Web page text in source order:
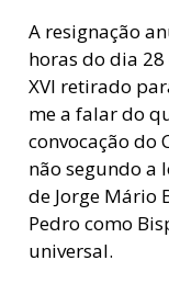
A resignação
horas do dia 28
XVI retirado
me a falar do
convocação do
não segundo a
de Jorge Mário
Pedro como
universal.